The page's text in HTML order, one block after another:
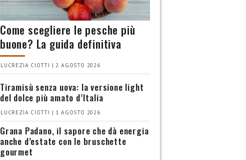
Come scegliere le pesche più
buone? La guida definitiva
LUCREZIA CIOTTI | 2 AGOSTO 2026
Tiramisù senza uova: la versione light
del dolce più amato d’Italia
LUCREZIA CIOTTI | 1 AGOSTO 2026
Grana Padano, il sapore che dà energia
anche d’estate con le bruschette
gourmet